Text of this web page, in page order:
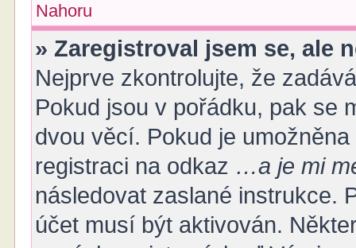
Nahoru
» Zaregistroval jsem se, ale
Nejprve zkontrolujte, že
Pokud jsou v pořádku, pak se
dvou věcí. Pokud je
registraci na odkaz …a je mi
následovat zaslané instrukce.
účet musí být aktivován.